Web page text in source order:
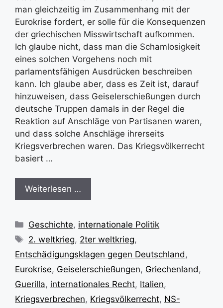
man gleichzeitig im Zusammenhang mit der
Eurokrise fordert, er solle für die Konsequenzen
der griechischen Misswirtschaft aufkommen.
Ich glaube nicht, dass man die Schamlosigkeit
eines solchen Vorgehens noch mit
parlamentsfähigen Ausdrücken beschreiben
kann. Ich glaube aber, dass es Zeit ist, darauf
hinzuweisen, dass Geiselerschießungen durch
deutsche Truppen damals in der Regel die
Reaktion auf Anschläge von Partisanen waren,
und dass solche Anschläge ihrerseits
Kriegsverbrechen waren. Das Kriegsvölkerrecht
basiert …
Weiterlesen …
Kategorien
Geschichte, internationale Politik
Schlagwörter
2. weltkrieg, 2ter weltkrieg,
Entschädigungsklagen gegen Deutschland ,
Eurokrise, Geiselerschießungen, Griechenland ,
Guerilla, internationales Recht, Italien,
Kriegsverbrechen, Kriegsvölkerrecht, NS-